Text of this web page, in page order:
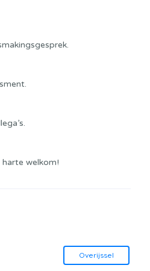
welkom!
Overijssel